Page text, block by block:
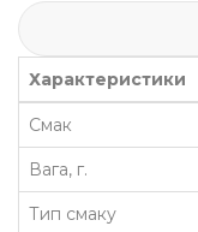
Характеристики
Смак
Вага, г.
Тип смаку